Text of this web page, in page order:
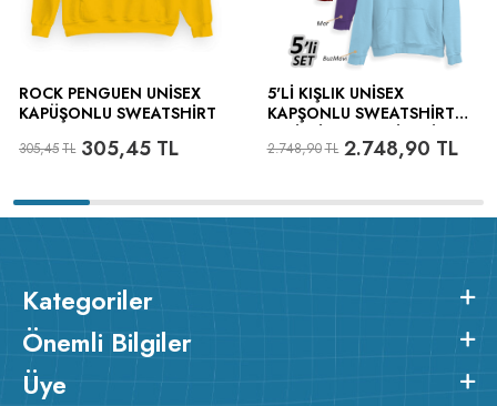
ROCK PENGUEN UNISEX
KAPÜŞONLU SWEATSHIRT
305,45TL 305,45 TL
5'LI KIŞLIK UNISEX
KAPŞONLU SWEATSHIRT
BORDO, MOR, BUZ MAVI)
2.748,90TL 2.748,90 TL
Kategoriler
Önemli Bilgiler
Üye